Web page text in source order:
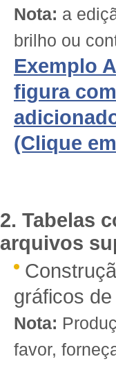
Nota: a
brilho ou
Exemplo
figura
(Clique
2. Tabelas
arquivos
gráficos
Nota:
favor,